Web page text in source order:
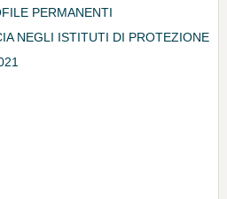
PERMANENTI
NEGLI ISTITUTI DI PROTEZIONE